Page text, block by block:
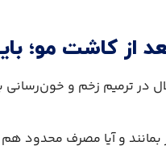
از کاشت مو؛
در ترمیم زخم و
و آیا مصرف محدود هم